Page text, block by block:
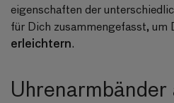
eigenschaften der
für Dich zusammengefasst, um
erleichtern.